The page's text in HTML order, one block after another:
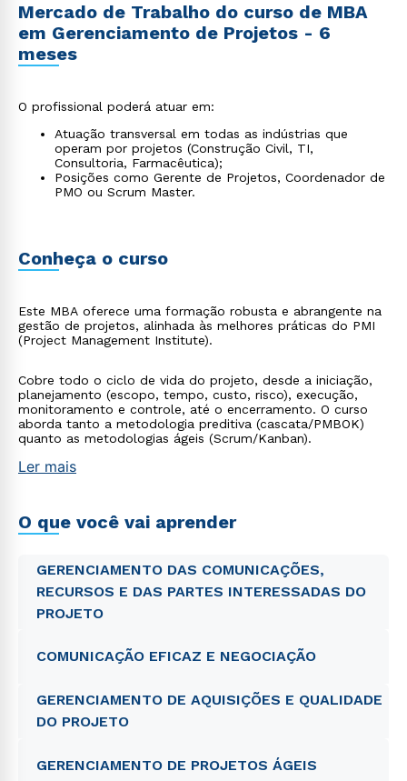
Mercado de Trabalho do curso de MBA
em Gerenciamento de Projetos - 6
meses
O profissional poderá atuar em:
Atuação transversal em todas as indústrias que
operam por projetos (Construção Civil, TI,
Consultoria, Farmacêutica);
Posições como Gerente de Projetos, Coordenador de
PMO ou Scrum Master.
Conheça o curso
Este MBA oferece uma formação robusta e abrangente na
gestão de projetos, alinhada às melhores práticas do PMI
(Project Management Institute).
Cobre todo o ciclo de vida do projeto, desde a iniciação,
planejamento (escopo, tempo, custo, risco), execução,
monitoramento e controle, até o encerramento. O curso
aborda tanto a metodologia preditiva (cascata/PMBOK)
quanto as metodologias ágeis (Scrum/Kanban).
Ler mais
O que você vai aprender
GERENCIAMENTO DAS COMUNICAÇÕES,
RECURSOS E DAS PARTES INTERESSADAS DO
PROJETO
COMUNICAÇÃO EFICAZ E NEGOCIAÇÃO
GERENCIAMENTO DE AQUISIÇÕES E QUALIDADE
DO PROJETO
GERENCIAMENTO DE PROJETOS ÁGEIS